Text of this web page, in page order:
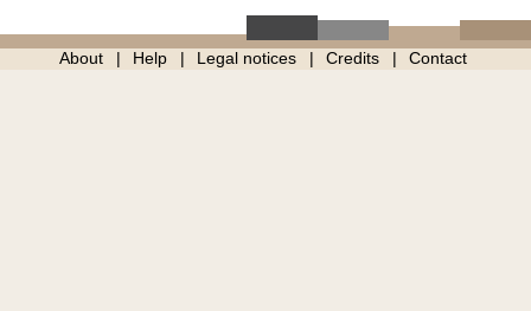
About Help Legal notices Credits Contact